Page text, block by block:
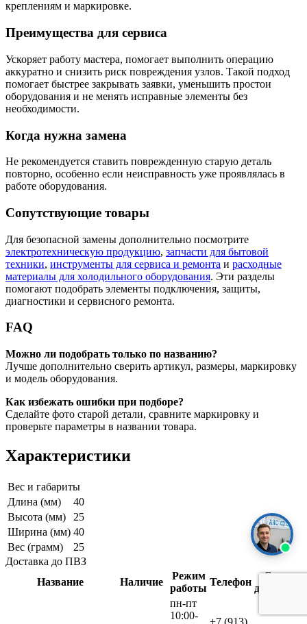
креплениям и маркировке.
Преимущества для сервиса
Ускоряет работу мастера, помогает выполнить операцию
аккуратно и снизить риск повреждения узлов. Такой подход
помогает быстрее закрывать заявки, уменьшить простои
оборудования и не менять исправные элементы без
необходимости.
Когда нужна замена
Не рекомендуется ставить поврежденную старую деталь
повторно, особенно если неисправность уже проявлялась в
работе оборудования.
Сопутствующие товары
Для безопасной замены дополнительно посмотрите
электротехническую продукцию, запчасти для бытовой
техники, инструменты для сервиса и ремонта и расходные
материалы для холодильного оборудования. Эти разделы
помогают подобрать элементы подключения, защиты,
диагностики и сервисного ремонта.
FAQ
Можно ли подобрать только по названию?
Лучше дополнительно сверить артикул, размеры, маркировку
и модель оборудования.
Как избежать ошибки при подборе?
Сделайте фото старой детали, сравните маркировку и
проверьте параметры в названии товара.
Характеристики
Вес и габариты
Длина (мм)
40
Высота (мм)
25
Ширина (мм) 40
Вес (грамм)
25
Доставка до ПВЗ
Название
Наличие
Режим
работы
Телефон
Срок
доставки
пн-пт
10:00-
+7 (913)